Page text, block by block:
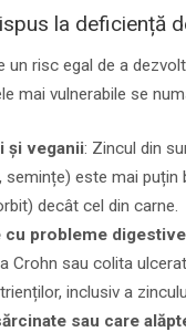
la deficiență
un risc egal de a
mai vulnerabile se
și veganii: Zincul din
semințe) este mai puțin
decât cel din carne.
cu probleme digestive
Crohn sau colita
inclusiv a
sau care